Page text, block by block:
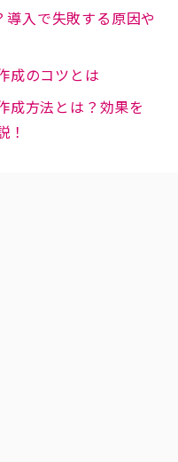
入で失敗する原因や
成のコツとは
成方法とは？効果を
！